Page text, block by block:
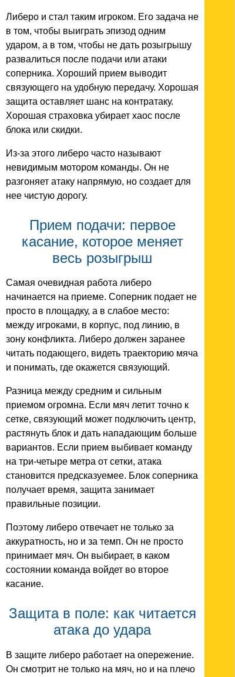
Либеро и стал таким игроком. Его задача не
в том, чтобы выиграть эпизод одним
ударом, а в том, чтобы не дать розыгрышу
развалиться после подачи или атаки
соперника. Хороший прием выводит
связующего на удобную передачу. Хорошая
защита оставляет шанс на контратаку.
Хорошая страховка убирает хаос после
блока или скидки.
Из-за этого либеро часто называют
невидимым мотором команды. Он не
разгоняет атаку напрямую, но создает для
нее чистую дорогу.
Прием подачи: первое
касание, которое меняет
весь розыгрыш
Самая очевидная работа либеро
начинается на приеме. Соперник подает не
просто в площадку, а в слабое место:
между игроками, в корпус, под линию, в
зону конфликта. Либеро должен заранее
читать подающего, видеть траекторию мяча
и понимать, где окажется связующий.
Разница между средним и сильным
приемом огромна. Если мяч летит точно к
сетке, связующий может подключить центр,
растянуть блок и дать нападающим больше
вариантов. Если прием выбивает команду
на три-четыре метра от сетки, атака
становится предсказуемее. Блок соперника
получает время, защита занимает
правильные позиции.
Поэтому либеро отвечает не только за
аккуратность, но и за темп. Он не просто
принимает мяч. Он выбирает, в каком
состоянии команда войдет во второе
касание.
Защита в поле: как читается
атака до удара
В защите либеро работает на опережение.
Он смотрит не только на мяч, но и на плечо